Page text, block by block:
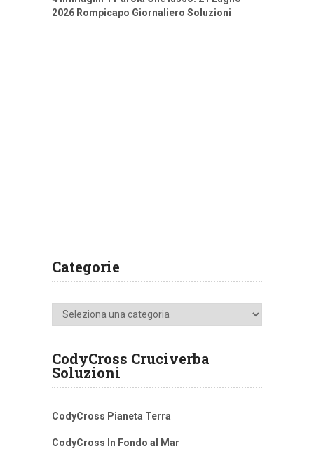
2026 Rompicapo Giornaliero Soluzioni
Categorie
Categorie
CodyCross Cruciverba
Soluzioni
CodyCross Pianeta Terra
CodyCross In Fondo al Mar